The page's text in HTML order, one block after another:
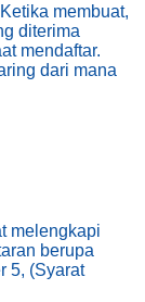
membuat,
diterima
mendaftar.
dari mana
melengkapi
berupa
5, (Syarat